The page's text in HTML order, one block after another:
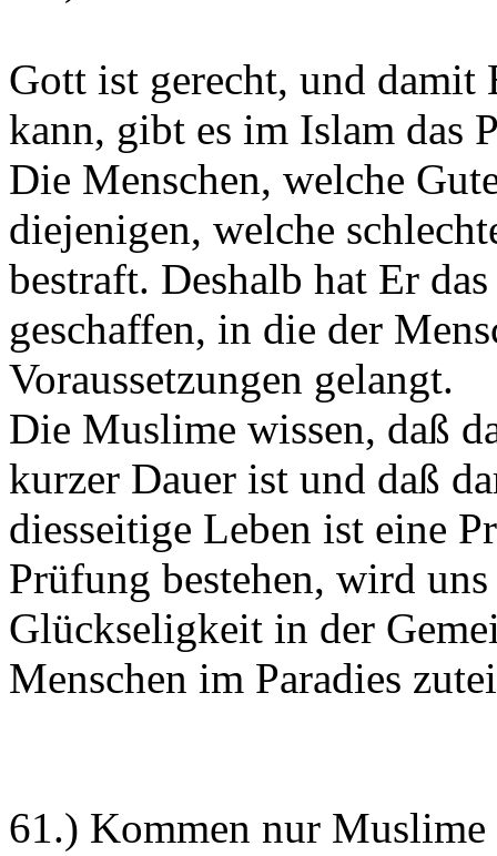
Gott ist gerecht, und damit
kann, gibt es im Islam das
Die Menschen, welche
diejenigen, welche
bestraft. Deshalb hat Er
geschaffen, in die der
Voraussetzungen gelangt.
Die Muslime wissen, daß
kurzer Dauer ist und daß
diesseitige Leben ist eine
Prüfung bestehen, wird
Glückseligkeit in der
Menschen im Paradies
61.) Kommen nur Muslime